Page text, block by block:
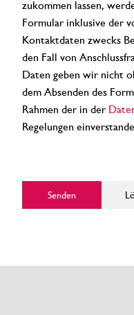
zukommen lassen,
Formular inklusive der
Kontaktdaten zwecks
den Fall von
Daten geben wir nicht
dem Absenden des
Rahmen der in der
Regelungen